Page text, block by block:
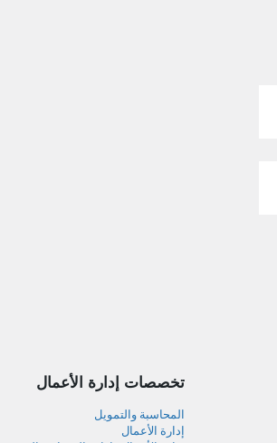
تخصصات إدارة الأعمال
المحاسبة والتمويل
إدارة الأعمال